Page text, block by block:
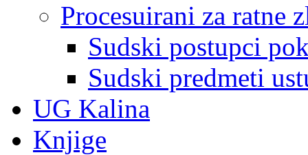
Procesuirani za ratne
Sudski postupci
Sudski predmeti
UG Kalina
Knjige